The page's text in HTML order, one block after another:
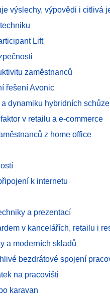
výslechy, výpovědi i citlivá
Lift
zaměstnanců
řešení Avonic
dynamiku hybridních
v retailu a e-commerce
z home office
k internetu
a prezentací
v kancelářích, retailu i
a moderních skladů
bezdrátové spojení
na pracovišti
karavan